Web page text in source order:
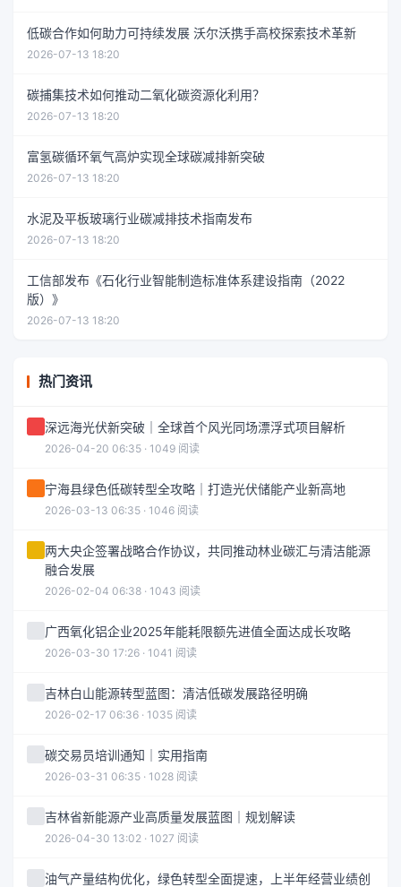
低碳合作如何助力可持续发展 沃尔沃携手高校探索技术革新
2026-07-13 18:20
碳捕集技术如何推动二氧化碳资源化利用？
2026-07-13 18:20
富氢碳循环氧气高炉实现全球碳减排新突破
2026-07-13 18:20
水泥及平板玻璃行业碳减排技术指南发布
2026-07-13 18:20
工信部发布《石化行业智能制造标准体系建设指南（2022
版）》
2026-07-13 18:20
热门资讯
深远海光伏新突破｜全球首个风光同场漂浮式项目解析
2026-04-20 06:35 · 1049 阅读
宁海县绿色低碳转型全攻略｜打造光伏储能产业新高地
2026-03-13 06:35 · 1046 阅读
两大央企签署战略合作协议，共同推动林业碳汇与清洁能源
融合发展
2026-02-04 06:38 · 1043 阅读
广西氧化铝企业2025年能耗限额先进值全面达成长攻略
2026-03-30 17:26 · 1041 阅读
吉林白山能源转型蓝图：清洁低碳发展路径明确
2026-02-17 06:36 · 1035 阅读
碳交易员培训通知｜实用指南
2026-03-31 06:35 · 1028 阅读
吉林省新能源产业高质量发展蓝图｜规划解读
2026-04-30 13:02 · 1027 阅读
油气产量结构优化，绿色转型全面提速，上半年经营业绩创